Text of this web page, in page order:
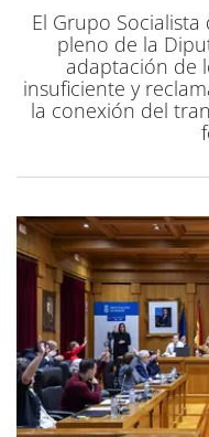
El Grupo
pleno de la
adaptación de
insuficiente y
la conexión del